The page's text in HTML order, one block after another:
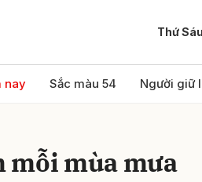
Thứ
nay Sắc màu 54 Người giữ
mỗi mùa mưa